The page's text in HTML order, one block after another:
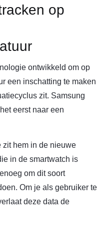
op
ontwikkeld om op
een inschatting te maken
zit. Samsung
eerst naar een
zit hem in de nieuwe
in de smartwatch is
om dit soort
Om je als gebruiker te
deze data de